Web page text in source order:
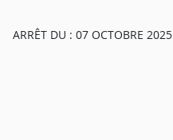
ARRÊT DU : 07 OCTOBRE 2025